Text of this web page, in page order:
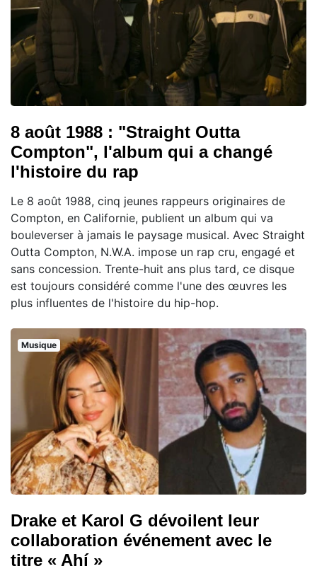
8 août 1988 : "Straight Outta
Compton", l'album qui a changé
l'histoire du rap
Le 8 août 1988, cinq jeunes rappeurs originaires de
Compton, en Californie, publient un album qui va
bouleverser à jamais le paysage musical. Avec Straight
Outta Compton, N.W.A. impose un rap cru, engagé et
sans concession. Trente-huit ans plus tard, ce disque
est toujours considéré comme l'une des œuvres les
plus influentes de l'histoire du hip-hop.
Musique
Drake et Karol G dévoilent leur
collaboration événement avec le
titre « Ahí »